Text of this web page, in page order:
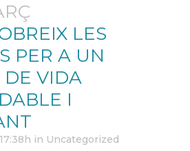
LES
PER A UN
DE VIDA
I
in Uncategorized